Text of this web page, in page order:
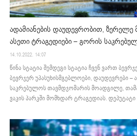
ადამიანების დაუდევრობით, ზერელე
ასეთი ტრაგედიები – გორის
14.10.2022. 14:07
წინა სტატია შემდეგი სტატია ჩვენ ვართ
ბევრჯერ უპასუხისმგებლოები, დაუდევრები –
საკრებულოს თავმდჯომარის მოადგილე,
ვაკის პარკში მომხდარ ტრაგედიას.